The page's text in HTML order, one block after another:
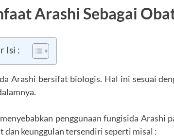
Arashi Sebagai
Isi :
Arashi bersifat biologis. Hal ini sesuai
penggunaan fungisida Arashi
dan keunggulan tersendiri seperti misal :